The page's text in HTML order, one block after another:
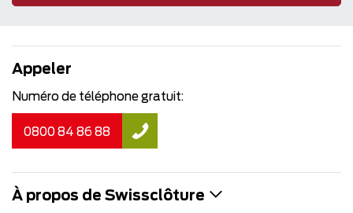
Appeler
Numéro de téléphone gratuit:
0800 84 86 88
À propos de Swissclôture